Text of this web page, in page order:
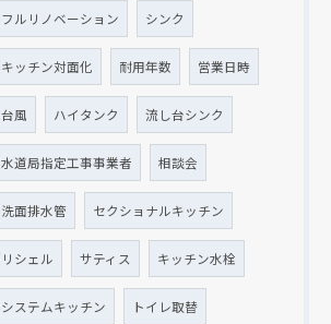
フルリノベーション シンク
キッチン対面化 耐用年数 営業日時
台風 ハイタンク 流し台シンク
水道局指定工事事業者 相談会
洗面排水管 セクショナルキッチン
リシェル サティス キッチン水栓
システムキッチン トイレ取替